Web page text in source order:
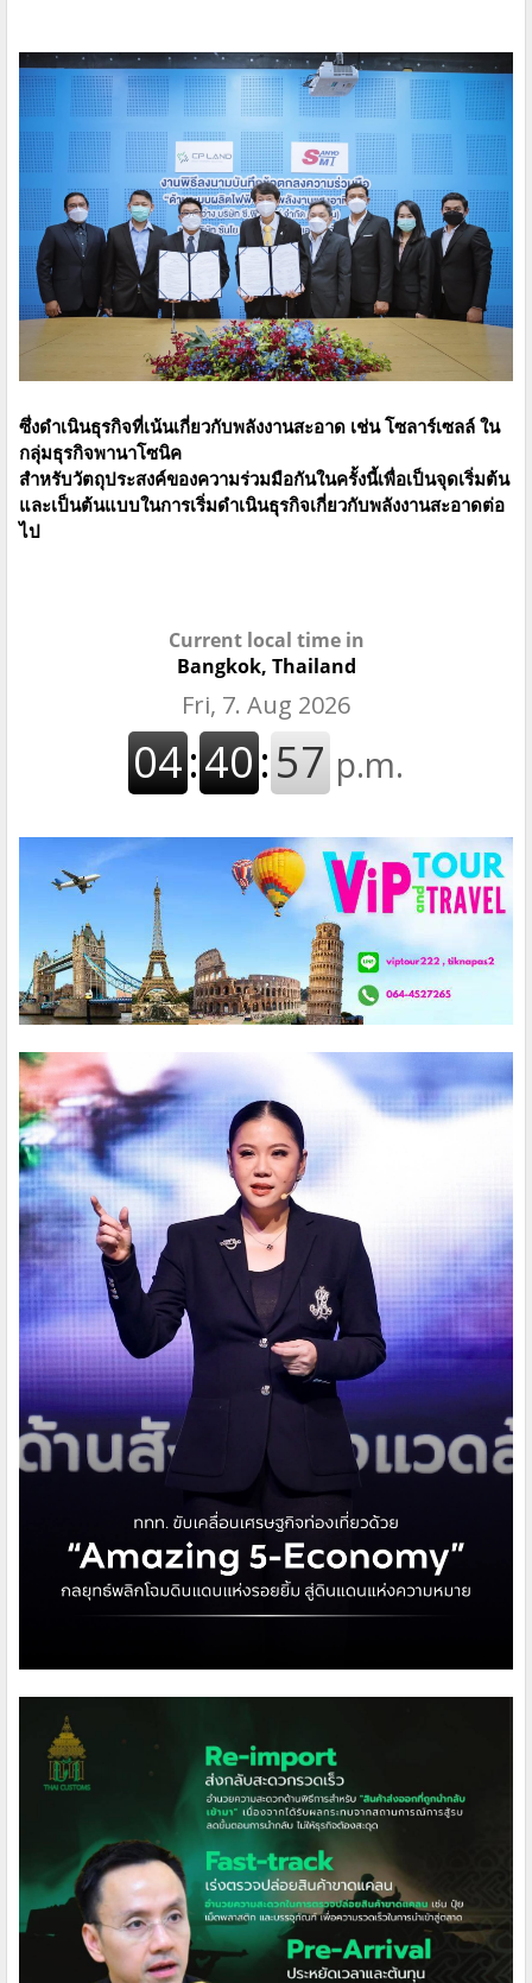
ซึ่งดำเนินธุรกิจที่เน้นเกี่ยวกับพลังงานสะอาด เช่น โซลาร์เซลล์ ใน
กลุ่มธุรกิจพานาโซนิค
สำหรับวัตถุประสงค์ของความร่วมมือกันในครั้งนี้เพื่อเป็นจุดเริ่มต้น
และเป็นต้นแบบในการเริ่มดำเนินธุรกิจเกี่ยวกับพลังงานสะอาดต่อ
ไป
Current local time in
Bangkok, Thailand